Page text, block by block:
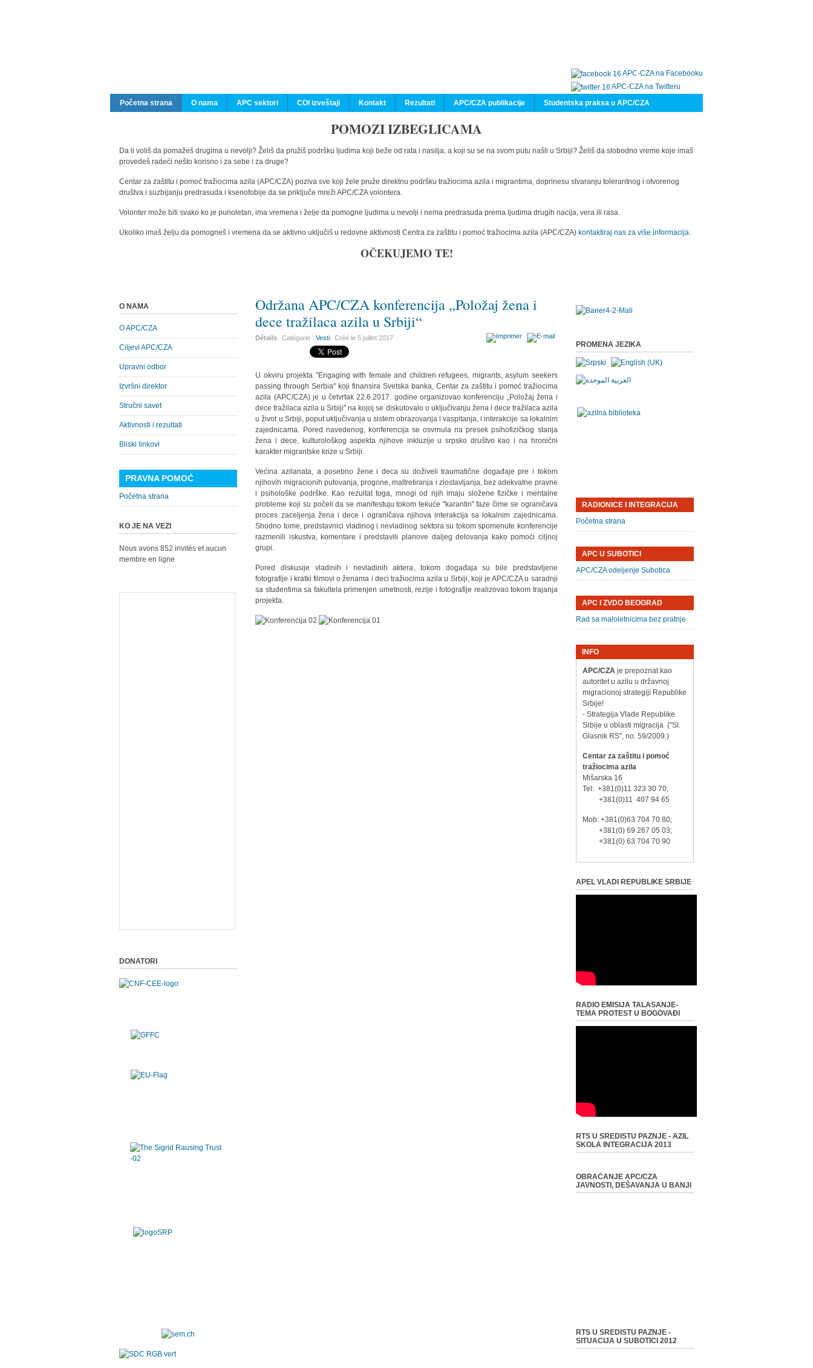
APC-CZA na Facebooku
APC-CZA na Twitteru
Početna strana
O nama APC sektori COI izveštaji Kontakt Rezultati APC/CZA publikacije Studentska praksa u APC/CZA
POMOZI IZBEGLICAMA
Da li voliš da pomažeš drugima u nevolji? Želiš da pružiš podršku ljudima koji beže od rata i nasilja, a koji su se na svom putu našli u Srbiji? Želiš da slobodno vreme koje imaš
provedeš radeći nešto korisno i za sebe i za druge?
Centar za zaštitu i pomoć tražiocima azila (APC/CZA) poziva sve koji žele pruže direktnu podršku tražiocima azila i migrantima, doprinesu stvaranju tolerantnog i otvorenog
društva i suzbijanju predrasuda i ksenofobije da se priključe mreži APC/CZA volontera.
Volonter može biti svako ko je punoletan, ima vremena i želje da pomogne ljudima u nevolji i nema predrasuda prema ljudima drugih nacija, vera ili rasa.
Ukoliko imaš želju da pomogneš i vremena da se aktivno uključiš u redovne aktivnosti Centra za zaštitu i pomoć tražiocima azila (APC/CZA) kontaktiraj nas za više informacija.
OČEKUJEMO TE!
Održana APC/CZA konferencija „Položaj žena i
dece tražilaca azila u Srbiji“
Détails Catégorie :Vesti Créé le5 juillet 2017
U okviru projekta "Engaging with female and children refugees, migrants, asylum seekers
passing through Serbia" koji finansira Svetska banka, Centar za zaštitu i pomoć tražiocima
azila (APC/CZA) je u četvrtak 22.6.2017. godine organizovao konferenciju „Položaj žena i
dece tražilaca azila u Srbiji" na kojoj se diskutovalo o uključivanju žena i dece tražilaca azila
u život u Srbiji, poput uključivanja u sistem obrazovanja i vaspitanja, i interakcije sa lokalnim
zajednicama. Pored navedenog, konferencija se osvrnula na presek psihofizičkog stanja
žena i dece, kulturološkog aspekta njihove inkluzije u srpsko društvo kao i na hronični
karakter migrantske krize u Srbiji.
Većina azilanata, a posebno žene i deca su doživeli traumatične događaje pre i tokom
njihovih migracionih putovanja, progone, maltretiranja i zlostavljanja, bez adekvatne pravne
i psihološke podrške. Kao rezultat toga, mnogi od njih imaju složene fizičke i mentalne
probleme koji su počeli da se manifestuju tokom tekuće "karantin" faze čime se ograničava
proces zaceljenja žena i dece i ograničava njihova interakcija sa lokalnim zajednicama.
Shodno tome, predstavnici vladinog i nevladinog sektora su tokom spomenute konferencije
razmenili iskustva, komentare i predstavili planove daljeg delovanja kako pomoći ciljnoj
grupi.
Pored diskusije vladinih i nevladinih aktera, tokom događaja su bile predstavljene
fotografije i kratki filmovi o ženama i deci tražiocima azila u Srbiji, koji je APC/CZA u saradnji
sa studentima sa fakultela primenjen umetnosti, rezije i fotografije realizovao tokom trajanja
projekta.
O NAMA
O APC/CZA
Ciljevi APC/CZA
Upravni odbor
Izvršni direktor
Stručni savet
Aktivnosti i rezultati
Bliski linkovi
PRAVNA POMOĆ
Početna strana
KO JE NA VEZI
Nous avons 852 invités et aucun
membre en ligne
DONATORI
PROMENA JEZIKA
RADIONICE I INTEGRACIJA
Početna strana
APC U SUBOTICI
APC/CZA odeljenje Subotica
APC I ZVDO BEOGRAD
Rad sa maloletnicima bez pratnje
INFO
APC/CZAje prepoznat kao
autoritet u azilu u državnoj
migracionoj strategiji Republike
Srbije!
- Strategija Vlade Republike
Srbije u oblasti migracija ("Sl.
Glasnik RS", no. 59/2009.)
Centar za zaštitu i pomoć
tražiocima azila
Mišarska 16
Tel: +381(0)11 323 30 70;
+381(0)11 407 94 65
Mob: +381(0)63 704 70 80;
+381(0) 69 267 05 03;
+381(0) 63 704 70 90
APEL VLADI REPUBLIKE SRBIJE
RADIO EMISIJA TALASANJE-
TEMA PROTEST U BOGOVAĐI
RTS U SREDISTU PAZNJE - AZIL
SKOLA INTEGRACIJA 2013
OBRAĆANJE APC/CZA
JAVNOSTI, DEŠAVANJA U BANJI
RTS U SREDISTU PAZNJE -
SITUACIJA U SUBOTICI 2012